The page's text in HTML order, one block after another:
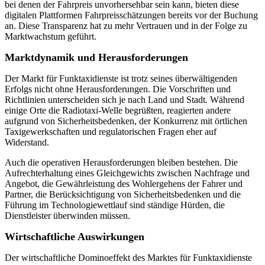
bei denen der Fahrpreis unvorhersehbar sein kann, bieten diese
digitalen Plattformen Fahrpreisschätzungen bereits vor der Buchung
an. Diese Transparenz hat zu mehr Vertrauen und in der Folge zu
Marktwachstum geführt.
Marktdynamik und Herausforderungen
Der Markt für Funktaxidienste ist trotz seines überwältigenden
Erfolgs nicht ohne Herausforderungen. Die Vorschriften und
Richtlinien unterscheiden sich je nach Land und Stadt. Während
einige Orte die Radiotaxi-Welle begrüßten, reagierten andere
aufgrund von Sicherheitsbedenken, der Konkurrenz mit örtlichen
Taxigewerkschaften und regulatorischen Fragen eher auf
Widerstand.
Auch die operativen Herausforderungen bleiben bestehen. Die
Aufrechterhaltung eines Gleichgewichts zwischen Nachfrage und
Angebot, die Gewährleistung des Wohlergehens der Fahrer und
Partner, die Berücksichtigung von Sicherheitsbedenken und die
Führung im Technologiewettlauf sind ständige Hürden, die
Dienstleister überwinden müssen.
Wirtschaftliche Auswirkungen
Der wirtschaftliche Dominoeffekt des Marktes für Funktaxidienste